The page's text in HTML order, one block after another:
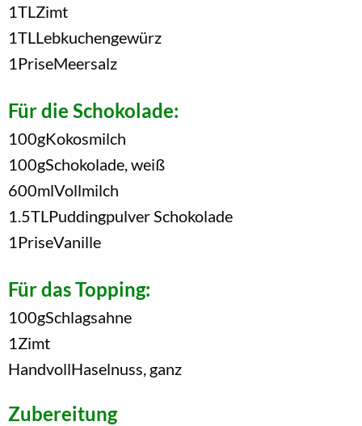
1TL Zimt
1TL Lebkuchengewürz
1 PriseMeersalz
Für die Schokolade:
100gKokosmilch
100gSchokolade, weiß
600mlVollmilch
1.5TL Puddingpulver Schokolade
1 PriseVanille
Für das Topping:
100gSchlagsahne
1 Zimt
HandvollHaselnuss, ganz
Zubereitung